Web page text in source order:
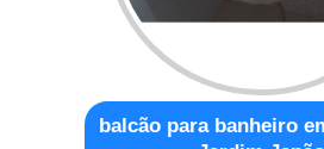
balcão para banheiro